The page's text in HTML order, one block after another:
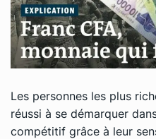
Les personnes les plus
réussi à se démarquer
compétitif grâce à leur